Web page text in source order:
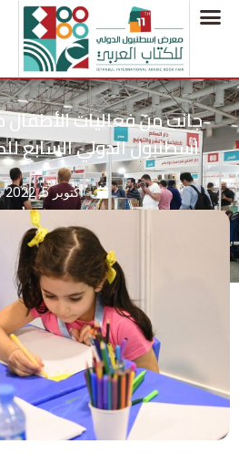
جانب من فعاليات
اسطنبول الدولي السابع
أكتوبر 5, 2022